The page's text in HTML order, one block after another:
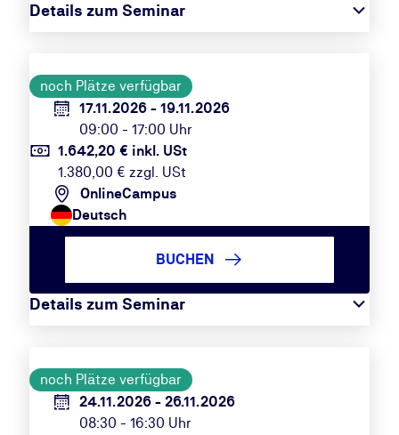
Details zum Seminar
noch Plätze verfügbar
17.11.2026 - 19.11.2026
09:00 - 17:00 Uhr
1.642,20 € inkl. USt
1.380,00 € zzgl. USt
OnlineCampus
Deutsch
Details zum Seminar
BUCHEN
noch Plätze verfügbar
24.11.2026 - 26.11.2026
08:30 - 16:30 Uhr